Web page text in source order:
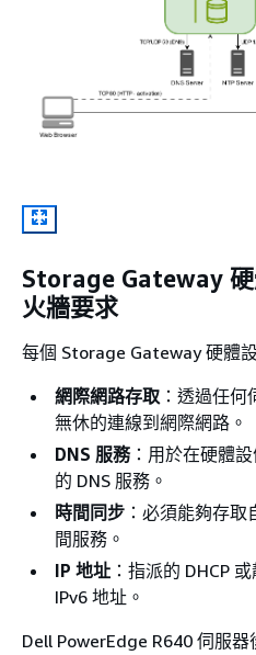
Storage Gateway
火牆要求
每個 Storage Gateway 硬體
網際網路存取 ：透過任
無休的連線到網際網路。
DNS 服務：用於在硬體
的 DNS 服務。
時間同步 ：必須能夠存
間服務。
IP 地址 ：指派的 DHCP
IPv6 地址。
Dell PowerEdge R640 伺服